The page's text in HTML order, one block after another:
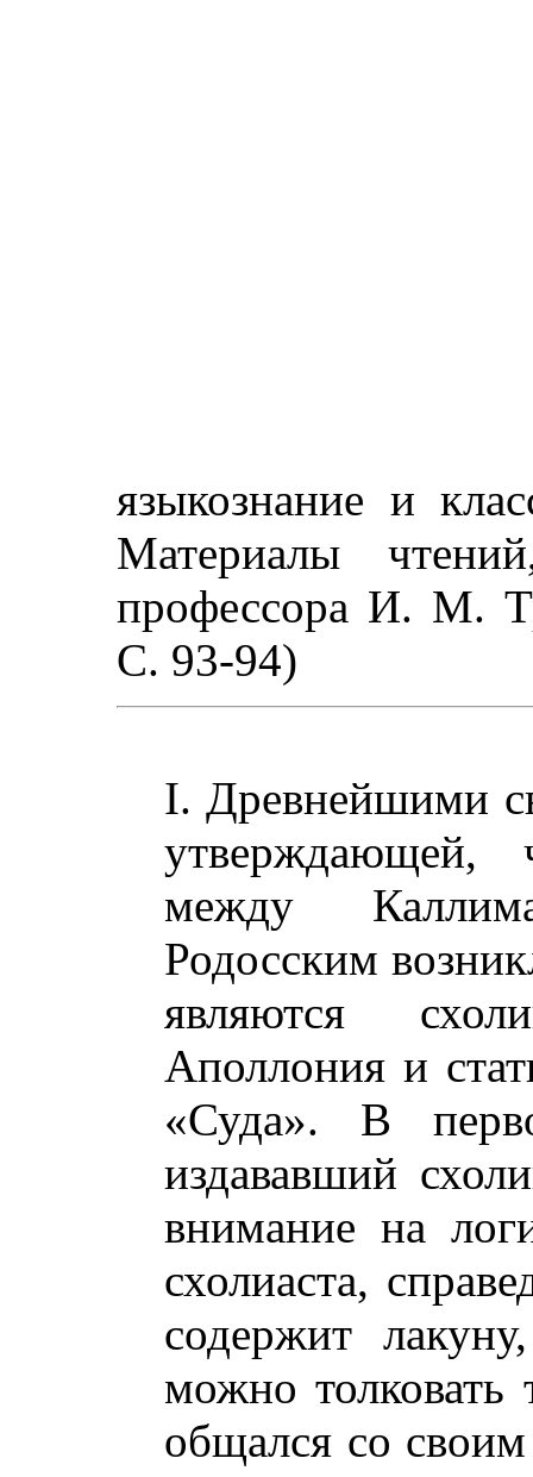
языкознание и
Материалы
профессора И. М.
С. 93-94)
I. Древнейшими
утверждающей,
между
Родосским
являются
Аполлония и
«Суда». В
издававший
внимание на
схолиаста,
содержит
можно
общался со